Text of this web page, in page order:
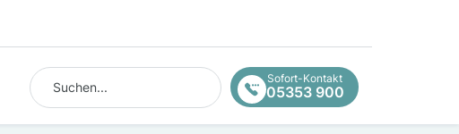
Suchen... Sofort-Kontakt
05353 900